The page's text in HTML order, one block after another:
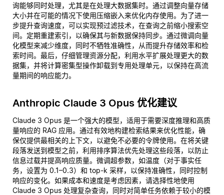
询能够同时处理，尤其是在处理大数据集时。通过调整向量存储
大小并在可能的情况下使用压缩嵌入来优化内存使用。为了进一
步提升查询速度，可以实现预过滤技术，在查询之前缩小搜索空
间。定期重建索引，以确保其与新数据保持同步。通过微调向量
化模型来减少维度，同时不牺牲准确性，从而提升存储效率和检
索时间。最后，仔细管理资源分配，利用水平扩展处理更大的数
据集，并将计算密集型操作卸载到专用处理单元，以保持在高流
量期间的响应能力。
Anthropic Claude 3 Opus 优化建议
Claude 3 Opus 是一个强大的模型，适用于需要深度推理和高质
量响应的 RAG 应用。通过有效地构建检索结果来优化性能，确
保仅提供最相关的上下文，以避免不必要的令牌使用。在将关键
段落发送到模型之前，利用排序算法优先处理这些段落，以防止
信息过载并提高响应质量。微调超参数，如温度（对于事实任
务，设置为 0.1–0.3）和 top-k 采样，以保持准确性，同时控制
响应的变化。如果成本和速度是考虑因素，请选择性地使用
Claude 3 Opus 处理复杂查询，同时对简单任务依赖于较小的模